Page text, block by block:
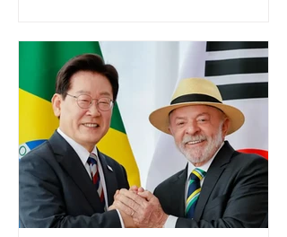
Brasília. O Novo ainda não definiu quem
vai compor a chapa como candidato a
vice-presidente. A convenção contou
com a presença do presidente nacional
do partido, Eduardo Ribeiro, e do
senador Eduardo Girão, filiado ao Novo
desde fevereiro de 2023. Formado em
administração de empresas pela
Fundaç